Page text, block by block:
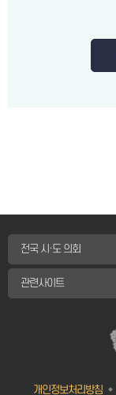
전국 시·도 의회
관련사이트
개인정보처리방침